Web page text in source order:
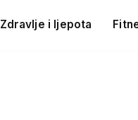
Zdravlje i ljepota